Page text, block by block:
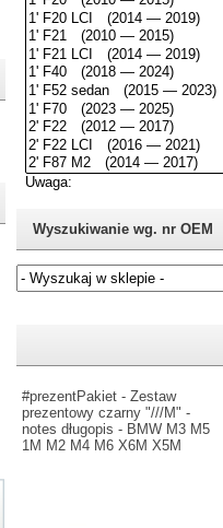
Wyszukiwanie wg. nr OEM
#prezentPakiet - Zestaw
prezentowy czarny "///M" -
notes długopis - BMW M3 M5
1M M2 M4 M6 X6M X5M